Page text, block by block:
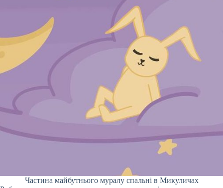
Частина майбутнього муралу спальні в Микуличах